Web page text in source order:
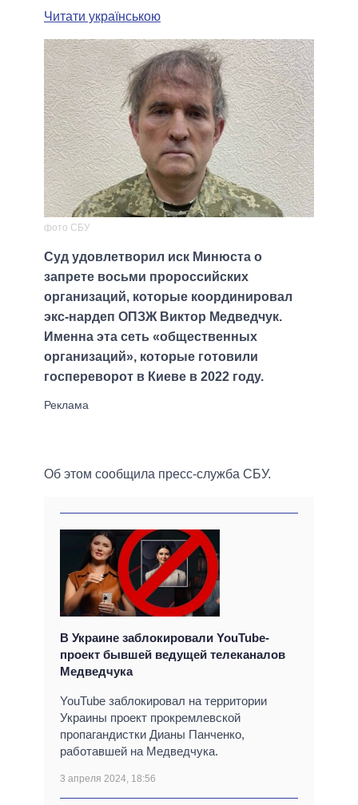
Читати українською
фото СБУ
Суд удовлетворил иск Минюста о
запрете восьми пророссийских
организаций, которые координировал
экс-нардеп ОПЗЖ Виктор Медведчук.
Именна эта сеть «общественных
организаций», которые готовили
госпереворот в Киеве в 2022 году.
Об этом сообщила пресс-служба СБУ.
В Украине заблокировали YouTube-
проект бывшей ведущей телеканалов
Медведчука
YouTube заблокировал на территории
Украины проект прокремлевской
пропагандистки Дианы Панченко,
работавшей на Медведчука.
3 апреля 2024, 18:56